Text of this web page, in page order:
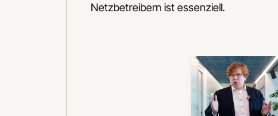
Netzbetreibern ist essenziell.